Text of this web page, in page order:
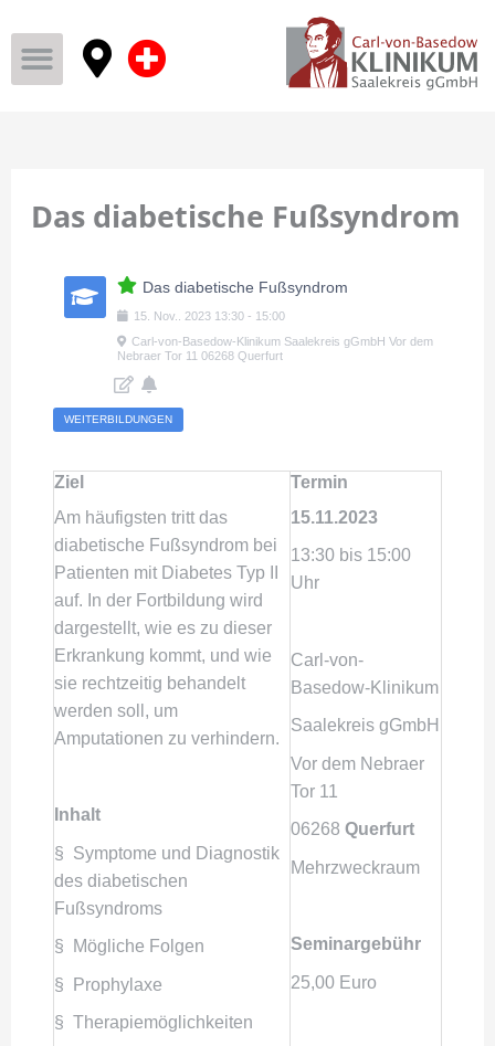
Das diabetische Fußsyndrom
Das diabetische Fußsyndrom
15. Nov. 2023 13:30- 15:00
Carl-von-Basedow-Klinikum Saalekreis gGmbH Vor dem
Nebraer Tor 11 06268 Querfurt
WEITERBILDUNGEN
Ziel
Am häufigsten tritt das
diabetische Fußsyndrom bei
Patienten mit Diabetes Typ II
auf. In der Fortbildung wird
dargestellt, wie es zu dieser
Erkrankung kommt, und wie
sie rechtzeitig behandelt
werden soll, um
Amputationen zu verhindern.
Inhalt
§ Symptome und Diagnostik
des diabetischen
Fußsyndroms
§ Mögliche Folgen
§ Prophylaxe
§ Therapiemöglichkeiten
Termin
15.11.2023
13:30 bis 15:00
Uhr
Carl-von-
Basedow-Klinikum
Saalekreis gGmbH
Vor dem Nebraer
Tor 11
06268 Querfurt
Mehrzweckraum
Seminargebühr
25,00 Euro